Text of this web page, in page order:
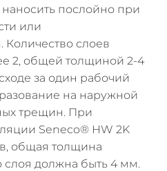
послойно при
или
слоев
2, общей толщиной 2-4
за один рабочий
на наружной
трещин. При
Seneco® HW 2K
общая толщина
слоя должна быть 4 мм.